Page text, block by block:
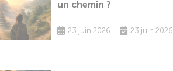
un chemin ?
23 juin 2026 23 juin 2026